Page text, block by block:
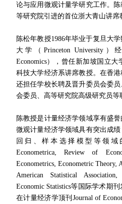
论与应用微观计量学研究工作。
等研究院引进的首位浙大青山讲席
陈松年教授1986年毕业于复旦大
大学（Princeton University）
Economics），曾任新加坡国立
科技大学经济系讲席教授。在香
还担任学校长聘及晋升委员会委
会委员、高等研究院高级研究员等
陈教授是计量经济学领域享有盛
微观计量经济学领域具有突出成
回归、样本选择模型等领
Econometrica, Review of
Econometrics, Econometric Theory,
American Statistical
Economic Statistics等国际学术期
在计量经济学顶刊Journal of